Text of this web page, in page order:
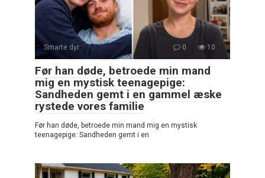
Smarte dyr 0 10
Før han døde, betroede min mand
mig en mystisk teenagepige:
Sandheden gemt i en gammel æske
rystede vores familie
Før han døde, betroede min mand mig en mystisk
teenagepige: Sandheden gemt i en